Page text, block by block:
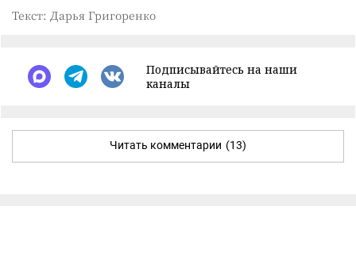
Текст: Дарья Григоренко
Подписывайтесь на наши
каналы
Читать комментарии (13)